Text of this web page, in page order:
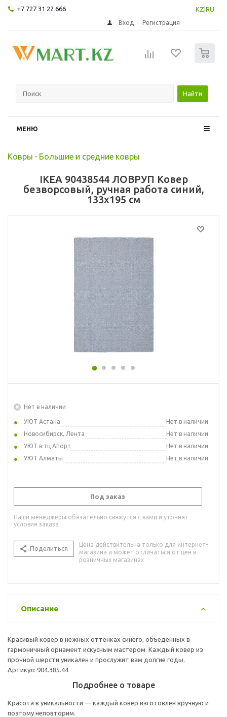
+7 727 31 22 666 KZ RU
Вход Регистрация
Найти
МЕНЮ
Ковры - Большие и средние ковры
IKEA 90438544 ЛОВРУП Ковер
безворсовый, ручная работа синий,
133x195 см
Нет в наличии
УЮТ Астана
Нет в наличии
Новосибирск, Лента
Нет в наличии
УЮТ в тц Апорт
Нет в наличии
УЮТ Алматы
Нет в наличии
Под заказ
Наши менеджеры обязательно свяжутся с вами и уточнят
условия заказа
Поделиться
Цена действительна только для интернет-
магазина и может отличаться от цен в
розничных магазинах
Описание
Красивый ковер в нежных оттенках синего, объеденных в
гармоничный орнамент искусным мастером. Каждый ковер из
прочной шерсти уникален и прослужит вам долгие годы.
Артикул: 904.385.44
Подробнее о товаре
Красота в уникальности — каждый ковер изготовлен вручную и
поэтому неповторим.